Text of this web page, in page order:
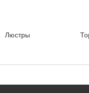
Люстры